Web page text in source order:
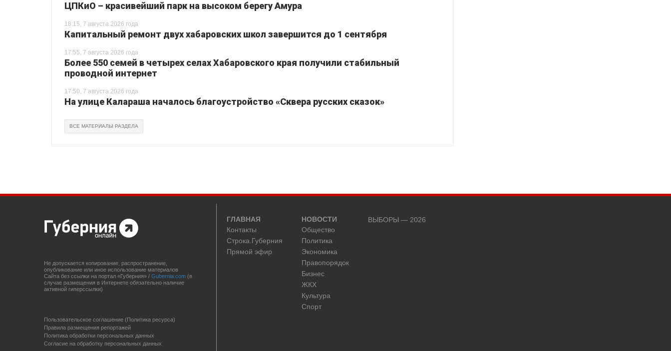
ЦПКиО – красивейший парк на высоком берегу Амура
18:15, 7 августа 2026 года
Капитальный ремонт двух хабаровских школ завершится до 1 сентября
17:55, 7 августа 2026 года
Более 550 семей в четырех селах Хабаровского края получили стабильный
проводной интернет
17:50, 7 августа 2026 года
На улице Калараша началось благоустройство «Сквера русских сказок»
ВСЕ МАТЕРИАЛЫ РАЗДЕЛА
Не допускается копирование, распространение,
опубликование или иное использование материалов
Сайта без ссылки на портал «Губерния» / Gubernia.com (в
случае размещения в Интернете обязательно наличие
активной гиперссылки)
Пользовательское соглашение (Политика ресурса)
Правила размещения репортажей
Политика обработки персональных данных
Согласие на обработку персональных данных
ГЛАВНАЯ
Контакты
Строка.Губерния
Прямой эфир
НОВОСТИ
Общество
Политика
Экономика
Правопорядок
Бизнес
ЖКХ
Культура
Спорт
ВЫБОРЫ — 2026